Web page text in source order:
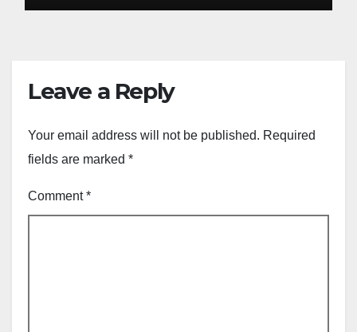
Leave a Reply
Your email address will not be published. Required
fields are marked *
Comment*